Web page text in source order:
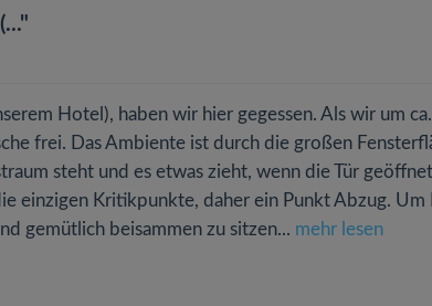
Hotel), haben wir hier gegessen. Als wir um
frei. Das Ambiente ist durch die großen
steht und es etwas zieht, wenn die Tür
einzigen Kritikpunkte, daher ein Punkt Abzug. Um
gemütlich beisammen zu sitzen... mehr lesen